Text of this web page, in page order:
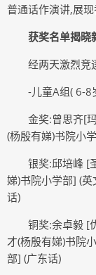
普通话作演讲,展现
获奖名单揭晓
经两天激烈竞
-儿童A组( 6-8
金奖:曾思齐[
(杨殷有娣)书院小
银奖:邱培峰 [
娣)书院小学部] (
话)
铜奖:余卓毅 [
才(杨殷有娣)书院
部] (广东话)